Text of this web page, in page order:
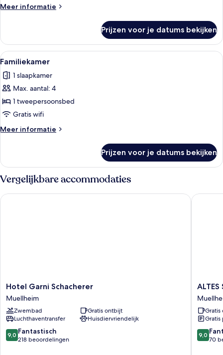
Meer informatie
Meer
tweepersoonskamer,
niet-
roken,
Prijzen voor je datums bekijken
Alle
foto's
voor
Familiekamer
laden
Een hotelkamer met een bed, een
6
Familiekamer
1 slaapkamer
Max. aantal: 4
1 tweepersoonsbed
Gratis wifi
Meer informatie
Meer
Prijzen voor je datums bekijken
Vergelijkbare accommodaties
Hotel
Garni
Schacherer
Muellheim
Hotel Garni Schacherer
Muellheim
Zwembad
Gratis ontbijt
Luchthaventransfer
Huisdiervriendelijk
9.0
van
9,0 Fantastisch
218 beoordelingen
Hotel Garni Schacherer
ALTES
SPITAL
Hotel
Café
BarGratis
9.0
van
9,0
70
ALTES